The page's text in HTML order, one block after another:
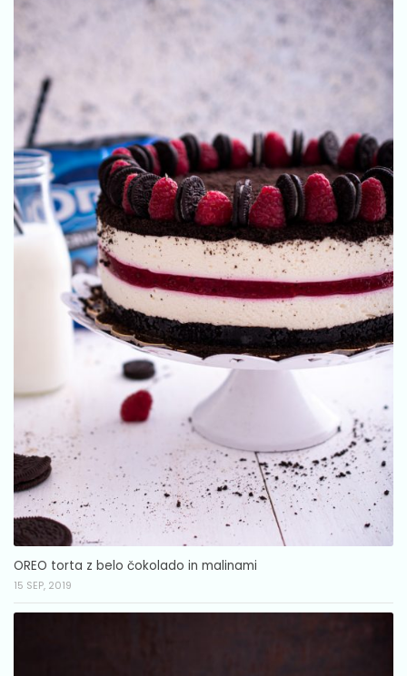
OREO torta z belo čokolado in malinami
15 SEP, 2019